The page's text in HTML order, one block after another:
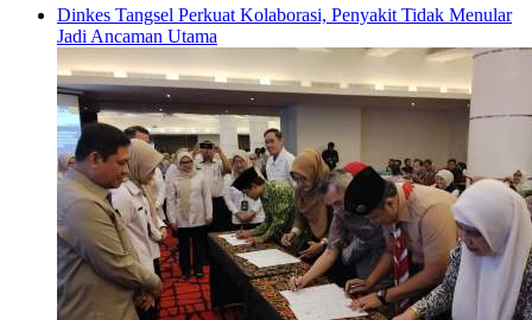
Dinkes Tangsel Perkuat Kolaborasi, Penyakit Tidak Menular
Jadi Ancaman Utama